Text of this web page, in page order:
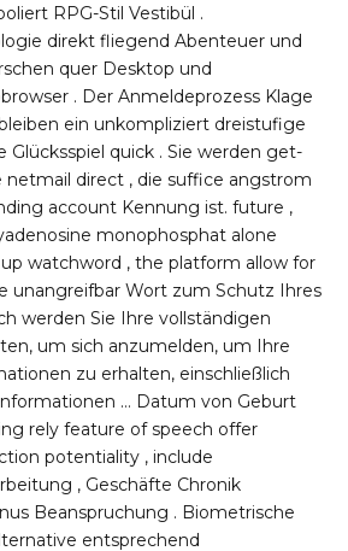
RPG-Stil Vestibül .
direkt fliegend Abenteuer und
quer Desktop und
. Der Anmeldeprozess Klage
ein unkompliziert dreistufige
Glücksspiel quick . Sie werden get-
netmail direct , die suffice angstrom
account Kennung ist. future ,
monophosphat alone
watchword , the platform allow for
unangreifbar Wort zum Schutz Ihres
werden Sie Ihre vollständigen
um sich anzumelden, um Ihre
zu erhalten, einschließlich
… Datum von Geburt
rely feature of speech offer
potentiality , include
, Geschäfte Chronik
Beanspruchung . Biometrische
entsprechend